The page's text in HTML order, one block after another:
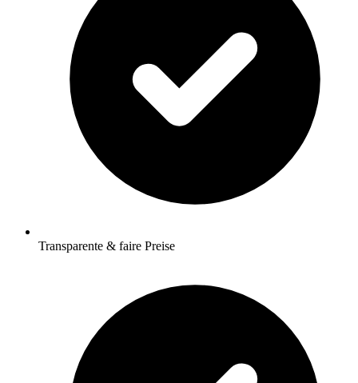
Transparente & faire Preise